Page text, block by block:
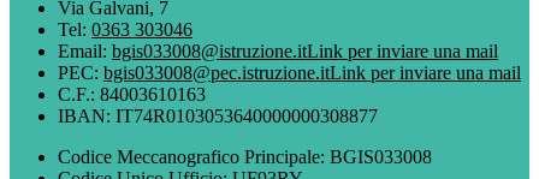
Via Galvani, 7
Tel: 0363 303046
Email: bgis033008@istruzione.itLink per inviare una mail
PEC: bgis033008@pec.istruzione.itLink per inviare una mail
C.F.: 84003610163
IBAN: IT74R0103053640000000308877
Codice Meccanografico Principale: BGIS033008